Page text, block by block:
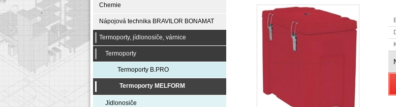
Chemie
Nápojová technika BRAVILOR BONAMAT
Termoporty, jídlonosiče, várnice
Termoporty
Termoporty B.PRO
Termoporty MELFORM
Jídlonosiče